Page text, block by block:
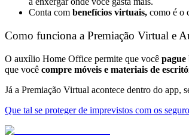
Conta com benefícios virtuais, como é o
Como funciona a Premiação Virtual e
O auxílio Home Office permite que você pague
que você compre móveis e materiais de
Já a Premiação Virtual acontece dentro do app,
Que tal se proteger de imprevistos com os